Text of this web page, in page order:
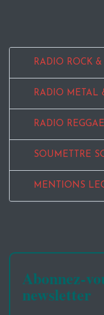
RADIO ROCK
RADIO METAL
RADIO
SOUMETTRE
MENTIONS
Abonnez-
newsletter